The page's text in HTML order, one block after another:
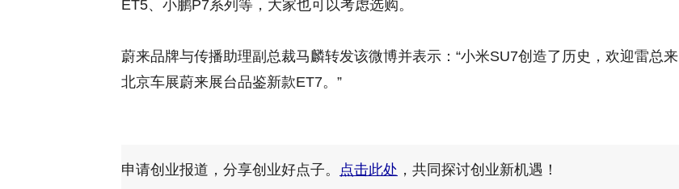
ET5、小鹏P7系列等，大家也可以考虑选购。
蔚来品牌与传播助理副总裁马麟转发该微博并表示：“小米SU7创造了历史，欢迎雷总来
北京车展蔚来展台品鉴新款ET7。”
申请创业报道，分享创业好点子。 点击此处 ，共同探讨创业新机遇！